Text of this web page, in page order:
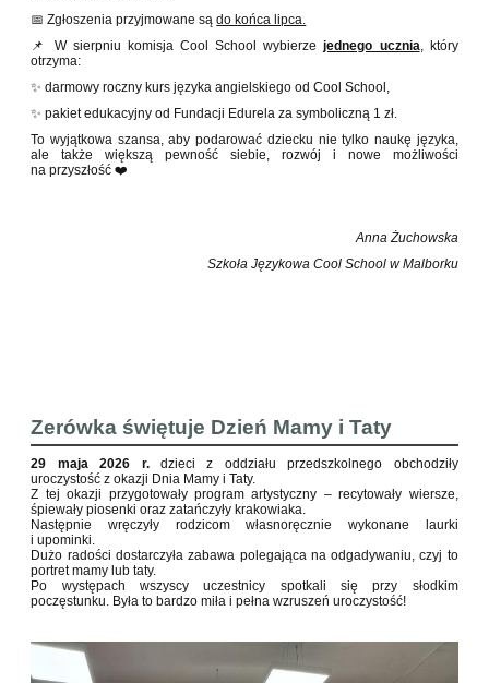
📅 Zgłoszenia przyjmowane sądo końca lipca.
📌 W sierpniu komisja Cool School wybierzejednego ucznia, który
otrzyma:
✨ darmowy roczny kurs języka angielskiego od Cool School,
✨ pakiet edukacyjny od Fundacji Edurela za symboliczną 1 zł.
To wyjątkowa szansa, aby podarować dziecku nie tylko naukę języka,
ale także większą pewność siebie, rozwój i nowe możliwości
na przyszłość ❤️
Anna Żuchowska
Szkoła Językowa Cool School w Malborku
Zerówka świętuje Dzień Mamy i Taty
29 maja 2026 r.dzieci z oddziału przedszkolnego obchodziły
uroczystość z okazji Dnia Mamy i Taty.
Z tej okazji przygotowały program artystyczny – recytowały wiersze,
śpiewały piosenki oraz zatańczyły krakowiaka.
Następnie wręczyły rodzicom własnoręcznie wykonane laurki
i upominki.
Dużo radości dostarczyła zabawa polegająca na odgadywaniu, czyj to
portret mamy lub taty.
Po występach wszyscy uczestnicy spotkali się przy słodkim
poczęstunku. Była to bardzo miła i pełna wzruszeń uroczystość!